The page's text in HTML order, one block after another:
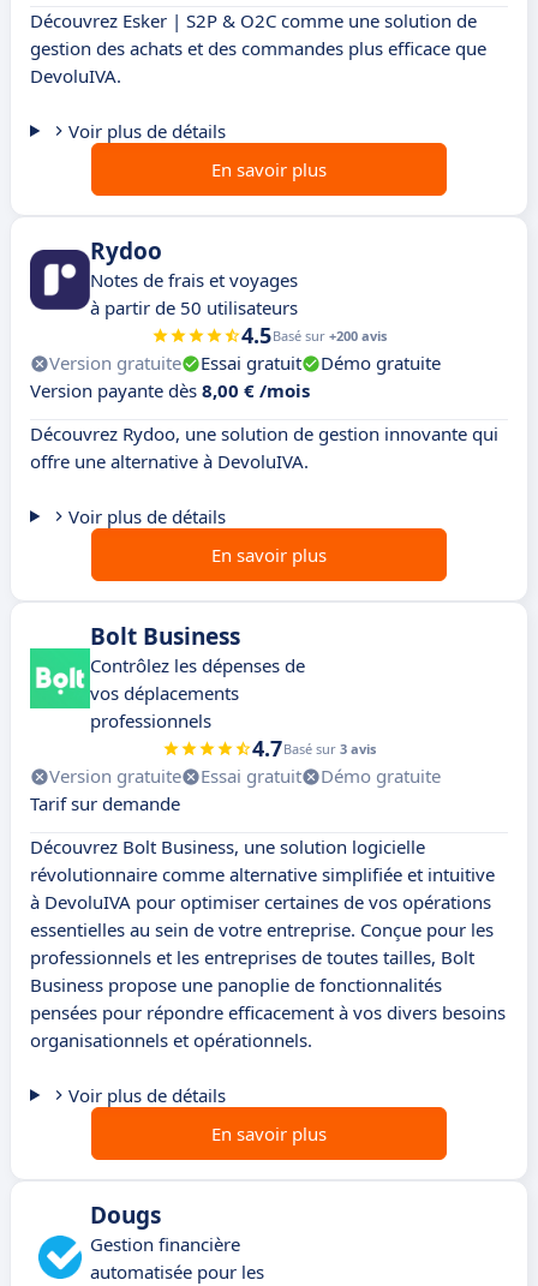
Découvrez Esker | S2P & O2C comme une solution de
gestion des achats et des commandes plus efficace que
DevoluIVA.
Voir plus de détails
En savoir plus
Rydoo
Notes de frais et voyages
à partir de 50 utilisateurs
4.5Basé sur +200 avis
Version gratuite Essai gratuit
Démo gratuite
Version payante dès 8,00 € /mois
Découvrez Rydoo, une solution de gestion innovante qui
offre une alternative à DevoluIVA.
Voir plus de détails
En savoir plus
Bolt Business
Contrôlez les dépenses de
vos déplacements
professionnels
4.7Basé sur 3 avis
Version gratuite Essai gratuit
Démo gratuite
Tarif sur demande
Découvrez Bolt Business, une solution logicielle
révolutionnaire comme alternative simplifiée et intuitive
à DevoluIVA pour optimiser certaines de vos opérations
essentielles au sein de votre entreprise. Conçue pour les
professionnels et les entreprises de toutes tailles, Bolt
Business propose une panoplie de fonctionnalités
pensées pour répondre efficacement à vos divers besoins
organisationnels et opérationnels.
Voir plus de détails
En savoir plus
Dougs
Gestion financière
automatisée pour les